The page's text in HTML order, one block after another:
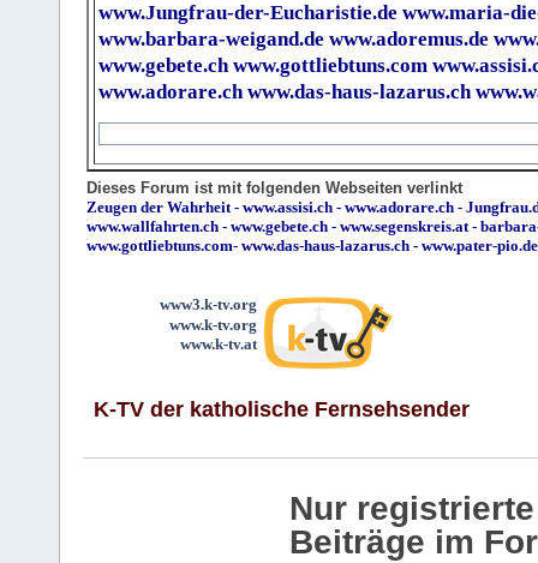
www.Jungfrau-der-Eucharistie.de www.maria-
www.barbara-weigand.de www.adoremus.de
www.gebete.ch www.gottliebtuns.com
www.adorare.ch www.das-haus-lazarus.ch
Dieses Forum ist mit folgenden Webseiten verlinkt
Zeugen der Wahrheit- www.assisi.ch - www.adorare.ch -
www.wallfahrten.ch - www.gebete.ch - www.segenskreis.at-
www.gottliebtuns.com- www.das-haus-lazarus.ch - www.pater-pio.de
www3.k-tv.org
www.k-tv.org
www.k-tv.at
K-TV der katholische Fernsehsender
Nur
Beiträge im